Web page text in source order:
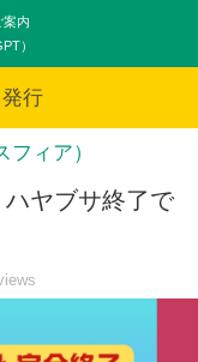
案内
）
行
ィア）
ハヤブサ終了で